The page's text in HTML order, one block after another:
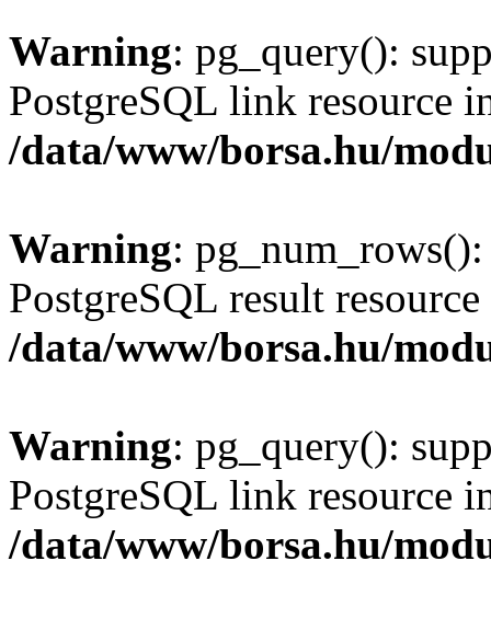
Warning: pg_query():
PostgreSQL link resource
/data/www/borsa.hu/
Warning:
PostgreSQL result
/data/www/borsa.hu/
Warning: pg_query():
PostgreSQL link resource
/data/www/borsa.hu/